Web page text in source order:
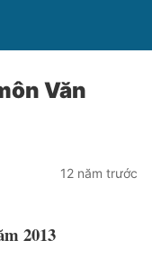
Văn
12 năm trước
2013